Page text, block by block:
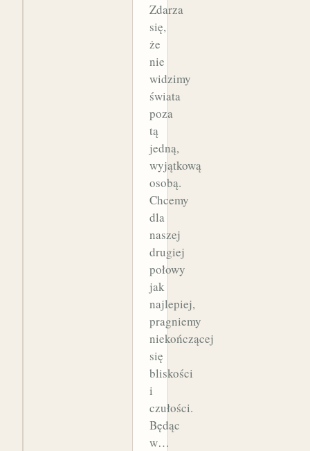
Zdarza
się,
że
nie
widzimy
świata
poza
tą
jedną,
wyjątkową
osobą.
Chcemy
dla
naszej
drugiej
połowy
jak
najlepiej,
pragniemy
niekończącej
się
bliskości
i
czułości.
Będąc
w…